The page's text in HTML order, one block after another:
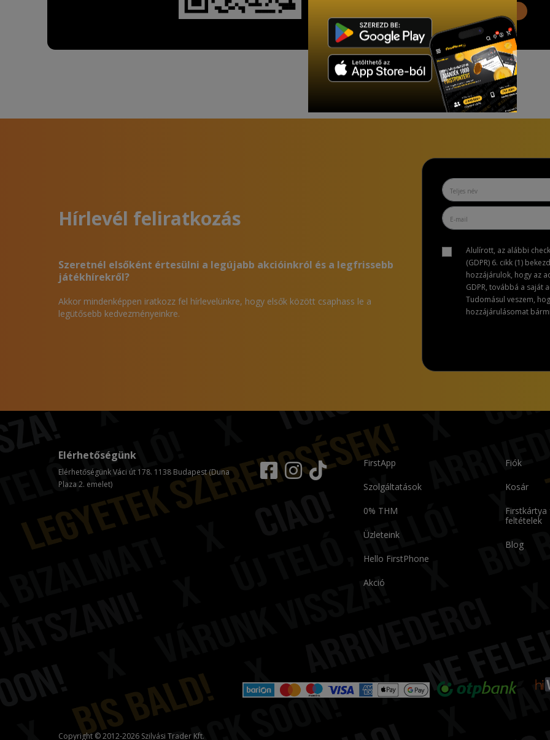
Hírlevél feliratkozás
Szeretnél elsőként értesülni a legújabb akcióinkról és a legfrissebb
játékhírekről?
Akkor mindenképpen iratkozz fel hírlevelünkre, hogy elsők között csaphass le a
legütősebb kedvezményeinkre.
Alulírott, az alábbi
(GDPR) 6. cikk (1)
hozzájárulok, hogy az
GDPR, továbbá a saját
Tudomásul veszem,
hozzájárulásomat
FirstApp
Szolgáltatások
0% THM
Üzleteink
Hello FirstPhone
Akció
Fiók
Kosár
Firstkártya
feltételek
Blog
Elérhetőségünk
Elérhetőségünk Váci út 178. 1138 Budapest (Duna
Plaza 2. emelet)
Copyright © 2012-2026 Szilvási Trader Kft.